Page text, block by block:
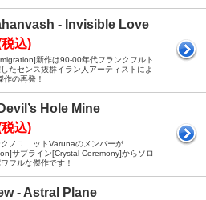
- Invisible Love
込)
新作は90-00年代フランクフルト
たセンス抜群イラン人アーティストによ
作の再発！
Hole Mine
込)
ノユニットVarunaのメンバーが
サブライン[Crystal Ceremony]からソロ
フルな傑作です！
- Astral Plane